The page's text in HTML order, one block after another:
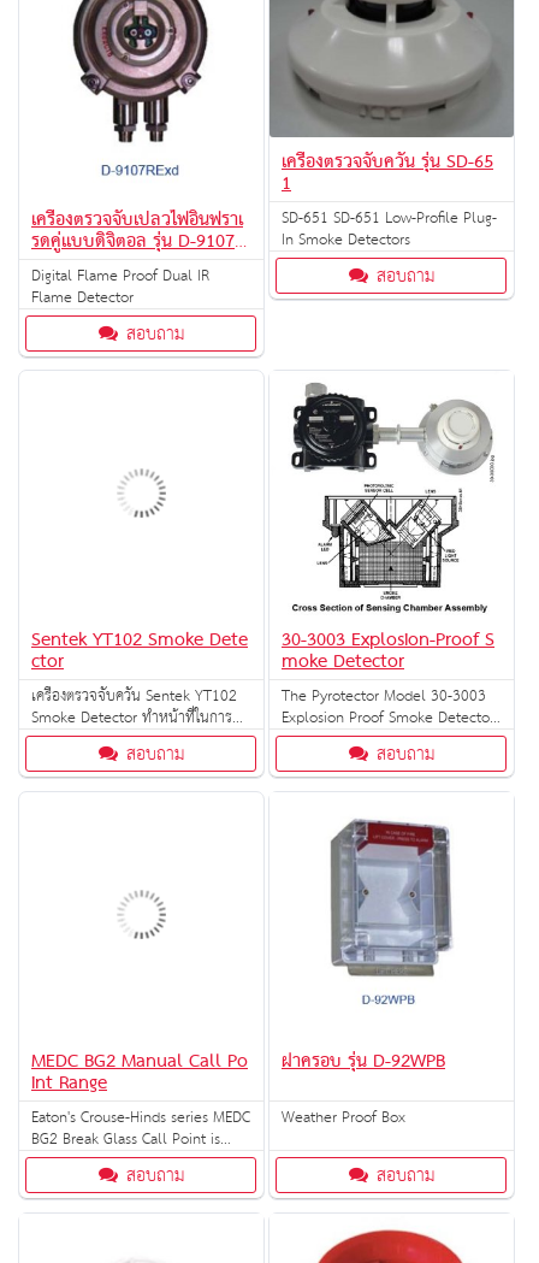
เครื่องตรวจจับเปลวไฟอินฟราเ
รดคู่แบบดิจิตอล รุ่น D-9107R
Exd
Digital Flame Proof Dual IR
Flame Detector
สอบถาม
เครื่องตรวจจับควัน รุ่น SD-65
1
SD-651 SD-651 Low-Profile Plug-
In Smoke Detectors
สอบถาม
Sentek YT102 Smoke Dete
ctor
เครื่องตรวจจับควัน Sentek YT102
Smoke Detector ทำหน้าที่ในการ
ป้องกันการเกิดเหตุเพลิงไหม้ ตรวจจับ
ควันไฟ แล้วจะทำการส่งสัญญาณแจ้ง
เตือน
สอบถาม
30-3003 Explosion-Proof S
moke Detector
The Pyrotector Model 30-3003
Explosion Proof Smoke Detector
is a sensitive yet rugged
protection device that is
designed for use in hazardous
locations.
สอบถาม
MEDC BG2 Manual Call Po
int Range
Eaton's Crouse-Hinds series MEDC
BG2 Break Glass Call Point is
designed for use in potentially
explosive atmospheres.
สอบถาม
ฝาครอบ รุ่น D-92WPB
Weather Proof Box
สอบถาม